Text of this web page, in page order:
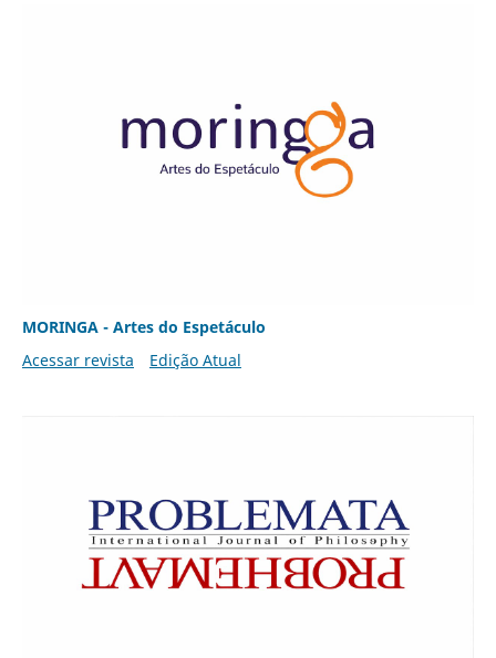
MORINGA - Artes do Espetáculo
Acessar revista
Edição Atual